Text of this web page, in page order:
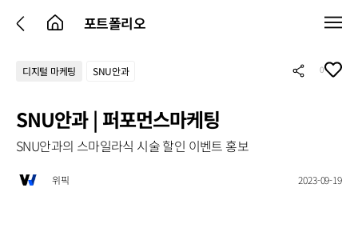
포트폴리오
디지털 마케팅 SNU안과 0
SNU안과 | 퍼포먼스마케팅
SNU안과의 스마일라식 시술 할인 이벤트 홍보
위픽 2023-09-19